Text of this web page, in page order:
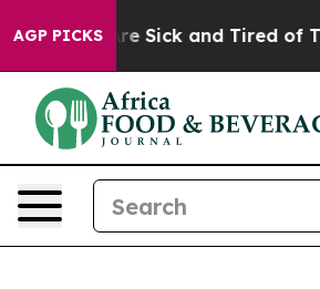
AGP PICKSAre Sick and Tired of This